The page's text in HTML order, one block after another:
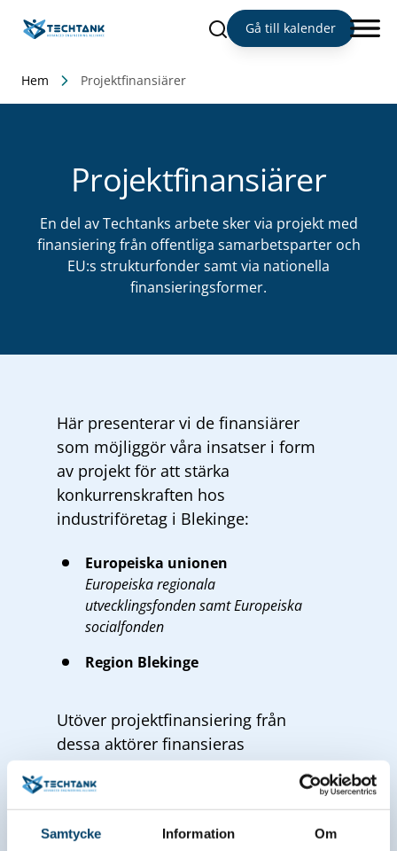
Samtycke Information Om
Sök Gå till kalender
Hem Projektfinansiärer
Projektfinansiärer
En del av Techtanks arbete sker via projekt med
finansiering från offentliga samarbetsparter och
EU:s strukturfonder samt via nationella
finansieringsformer.
Här presenterar vi de finansiärer
som möjliggör våra insatser i form
av projekt för att stärka
konkurrenskraften hos
industriföretag i Blekinge:
Europeiska unionen
Europeiska regionala
utvecklingsfonden samt Europeiska
socialfonden
Region Blekinge
Utöver projektfinansiering från
dessa aktörer finansieras
Techtanks verksamhet av
våraägare
– Region Blekinge och
Blekinges fem kommuner – samt
via serviceavgifter från